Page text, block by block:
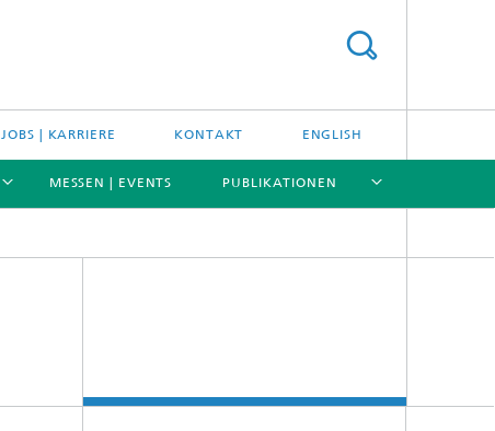
JOBS | KARRIERE KONTAKT ENGLISH
MESSEN | EVENTS PUBLIKATIONEN